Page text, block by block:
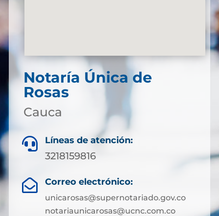
Notaría Única de
Rosas
Cauca
 Líneas de atención:
3218159816
 Correo electrónico:
unicarosas@supernotariado.gov.co
notariaunicarosas@ucnc.com.co